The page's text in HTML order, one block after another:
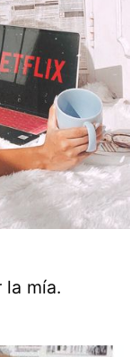
la mía.